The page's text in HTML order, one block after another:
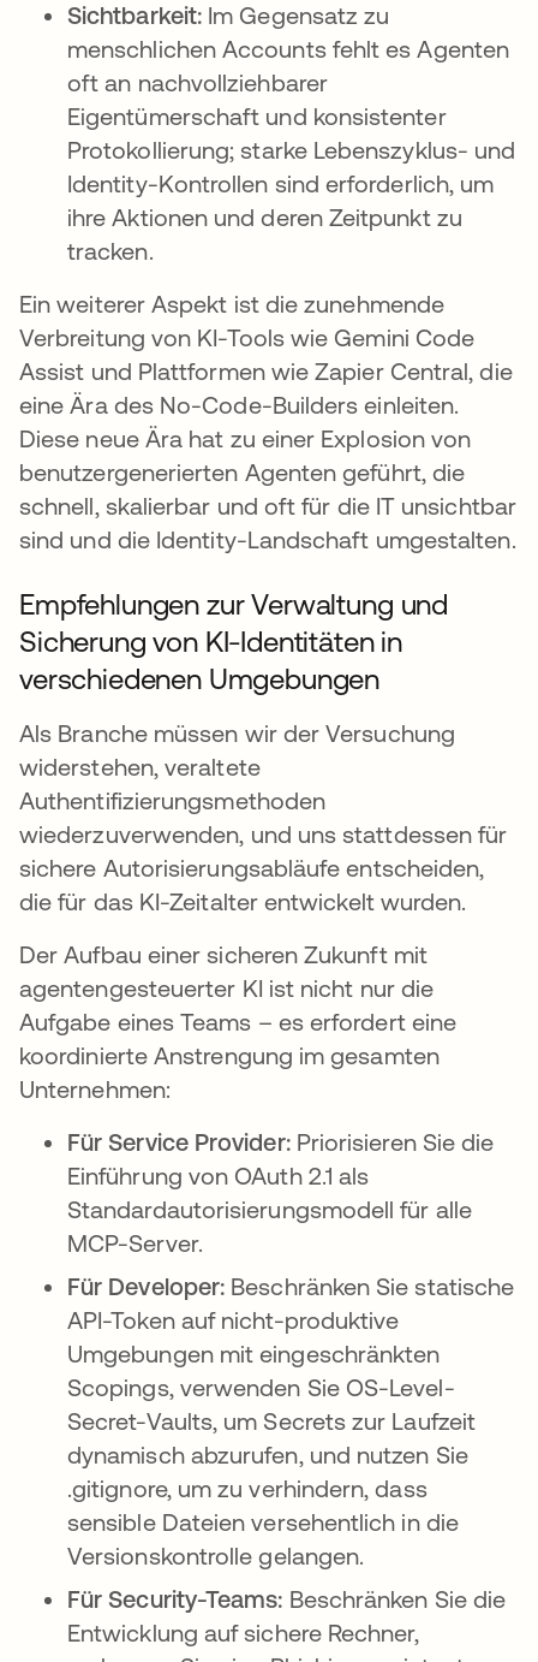
Sichtbarkeit: Im Gegensatz zu
menschlichen Accounts fehlt es Agenten
oft an nachvollziehbarer
Eigentümerschaft und konsistenter
Protokollierung; starke Lebenszyklus- und
Identity-Kontrollen sind erforderlich, um
ihre Aktionen und deren Zeitpunkt zu
tracken.
Ein weiterer Aspekt ist die zunehmende
Verbreitung von KI-Tools wie Gemini Code
Assist und Plattformen wie Zapier Central, die
eine Ära des No-Code-Builders einleiten.
Diese neue Ära hat zu einer Explosion von
benutzergenerierten Agenten geführt, die
schnell, skalierbar und oft für die IT unsichtbar
sind und die Identity-Landschaft umgestalten.
Empfehlungen zur Verwaltung und
Sicherung von KI-Identitäten in
verschiedenen Umgebungen
Als Branche müssen wir der Versuchung
widerstehen, veraltete
Authentifizierungsmethoden
wiederzuverwenden, und uns stattdessen für
sichere Autorisierungsabläufe entscheiden,
die für das KI-Zeitalter entwickelt wurden.
Der Aufbau einer sicheren Zukunft mit
agentengesteuerter KI ist nicht nur die
Aufgabe eines Teams – es erfordert eine
koordinierte Anstrengung im gesamten
Unternehmen:
Für Service Provider:Priorisieren Sie die
Einführung von OAuth 2.1 als
Standardautorisierungsmodell für alle
MCP-Server.
Für Developer: Beschränken Sie statische
API-Token auf nicht-produktive
Umgebungen mit eingeschränkten
Scopings, verwenden Sie OS-Level-
Secret-Vaults, um Secrets zur Laufzeit
dynamisch abzurufen, und nutzen Sie
.gitignore, um zu verhindern, dass
sensible Dateien versehentlich in die
Versionskontrolle gelangen.
Für Security-Teams: Beschränken Sie die
Entwicklung auf sichere Rechner,